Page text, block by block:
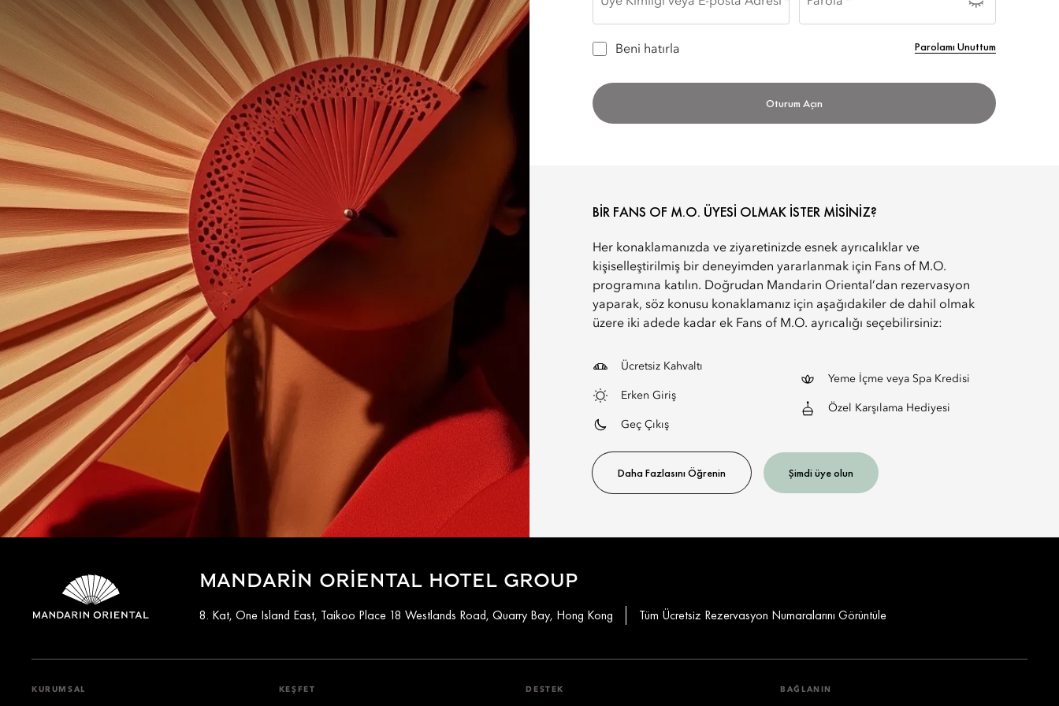
OF
M.O.
ÜYESIYIM
Beni hatırla Parolamı Unuttum
Oturum Açın
BIR
FANS
OF
M.O.
ÜYESI
OLMAK
ISTER
MISINIZ?
BIR FANS OF M.O. ÜYESI OLMAK ISTER MISINIZ?
Her konaklamanızda ve ziyaretinizde esnek ayrıcalıklar ve
kişiselleştirilmiş bir deneyimden yararlanmak için Fans of M.O.
programına katılın. Doğrudan Mandarin Oriental’dan rezervasyon
yaparak, söz konusu konaklamanız için aşağıdakiler de dahil olmak
üzere iki adede kadar ek Fans of M.O. ayrıcalığı seçebilirsiniz:
Ücretsiz Kahvaltı
Erken Giriş
Geç Çıkış
Yeme İçme veya Spa Kredisi
Özel Karşılama Hediyesi
Daha Fazlasını Öğrenin Şimdi üye olun
MANDARIN ORIENTAL HOTEL GROUP
8. Kat, One Island East, Taikoo Place 18 Westlands Road, Quarry Bay, Hong Kong Tüm Ücretsiz Rezervasyon Numaralarını Görüntüle
KURUMSAL KEŞFET DESTEK BAĞLANIN